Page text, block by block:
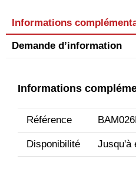
Informations
Demande d’information
Informations
Référence
Disponibilité Jusqu'à